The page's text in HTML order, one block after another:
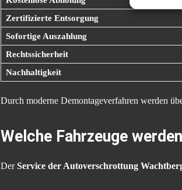
Zertifizierte Entsorgung
Sofortige Auszahlung
Rechtssicherheit
Nachhaltigkeit
Durch moderne Demontageverfahren werden
Welche Fahrzeuge
DerService der Autoverschrottung